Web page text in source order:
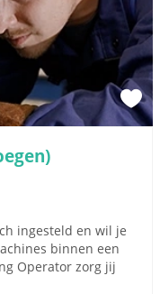
ingesteld en wil je
binnen een
Operator zorg jij